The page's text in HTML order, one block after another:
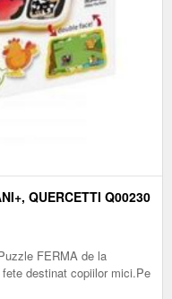
QUERCETTI Q00230
FERMA de la
destinat copiilor mici.Pe